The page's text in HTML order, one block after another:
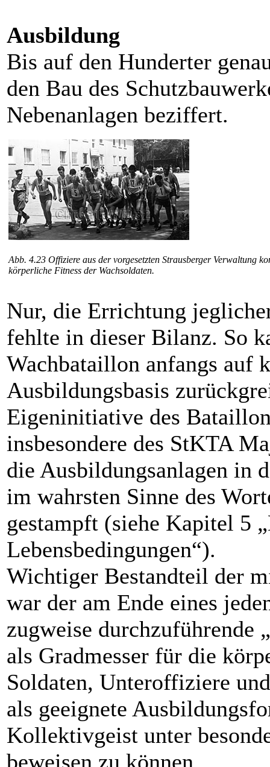
Ausbildung
Bis auf den Hunderter
den Bau des
Nebenanlagen beziffert.
Abb. 4.23 Offiziere aus der vorgesetzten Straus­ber­ger Verwaltung
körperliche Fitness der Wachsoldaten.
Nur, die Errichtung
fehlte in dieser Bilanz. So
Wachbataillon anfangs auf
Ausbildungsbasis
Eigeninitiative des
insbesondere des StKTA
die Ausbildungsanlagen in
im wahrsten Sinne des
gestampft (siehe Kapitel 5
Lebensbedingungen“).
Wichtiger Bestandteil der
war der am Ende eines
zugweise durchzuführende
als Gradmesser für die
Soldaten, Unteroffiziere
als geeignete
Kollektivgeist unter
beweisen zu können.